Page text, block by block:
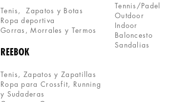
Tenis,  Zapatos y Botas
Ropa deportiva
Gorras, Morrales y Termos
REEBOK
Tenis, Zapatos y Zapatillas
Ropa para Crossfit, Running
y Sudaderas
Tennis/Padel
Outdoor
Indoor
Baloncesto
Sandalias